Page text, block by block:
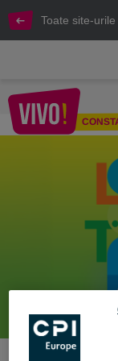
Toate site-urile
🐰 Shopping cu